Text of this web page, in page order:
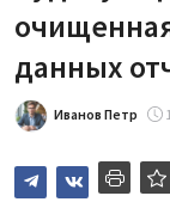
Новости
Статьи
Авторы
Архив
данных
Иванов Петр